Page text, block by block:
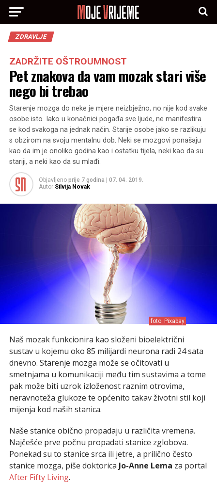
ZDRAVLJE
ZADRŽITE OŠTROUMNOST
Pet znakova da vam mozak stari više
nego bi trebao
Starenje mozga do neke je mjere neizbježno, no nije kod svake
osobe isto. Iako u konačnici pogađa sve ljude, ne manifestira
se kod svakoga na jednak način. Starije osobe jako se razlikuju
s obzirom na svoju mentalnu dob. Neki se mozgovi ponašaju
kao da im je onoliko godina kao i ostatku tijela, neki kao da su
stariji, a neki kao da su mlađi.
Objavljeno prije 7 godina
07. 04. 2019.
Autor Silvija Novak
foto: Pixabay
Naš mozak funkcionira kao složeni bioelektrični
sustav u kojemu oko 85 milijardi neurona radi 24 sata
dnevno. Starenje mozga može se očitovati u
smetnjama u komunikaciji među tim sustavima a tome
pak može biti uzrok izloženost raznim otrovima,
neravnoteža glukoze te općenito takav životni stil koji
mijenja kod naših stanica.
Naše stanice obično propadaju u različita vremena.
Najčešće prve počnu propadati stanice zglobova.
Ponekad su to stanice srca ili jetre, a prilično često
stanice mozga, piše doktorica Jo-Anne Lema za portal
After Fifty Living.